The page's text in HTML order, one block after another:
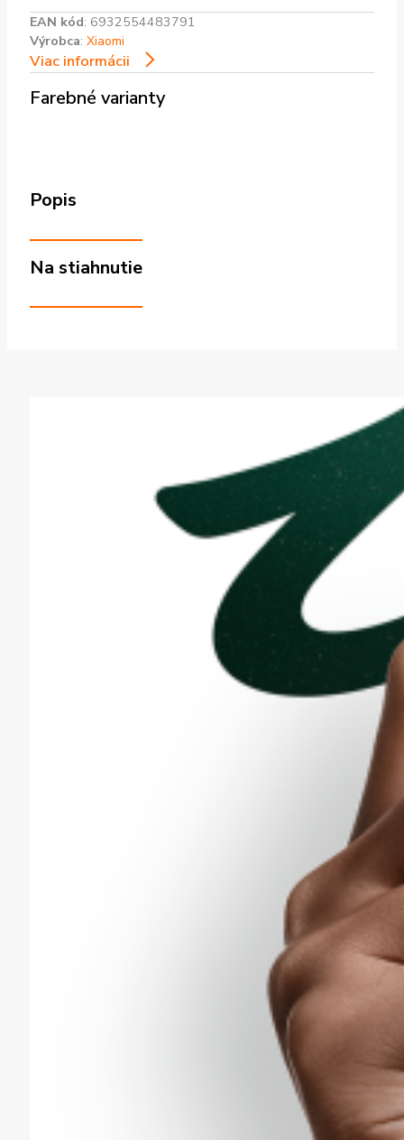
EAN kód: 6932554483791
Výrobca: Xiaomi
Viac informácii
Farebné varianty
Popis
Na stiahnutie